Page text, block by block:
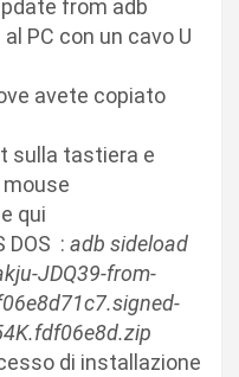
from adb
PC con un cavo U
avete copiato
sulla tastiera e
qui
DOS : adb sideload
JDQ39-from-
di installazione